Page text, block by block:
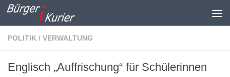
Zum Inhalt springen
POLITIK / VERWALTUNG
Englisch „Auffrischung“ für Schülerinnen